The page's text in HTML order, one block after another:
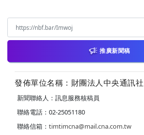
推廣新聞稿
發佈單位名稱：財團法人中央通訊社
新聞聯絡人：訊息服務核稿員
聯絡電話：02-25051180
聯絡信箱： timtimcna@mail.cna.com.tw